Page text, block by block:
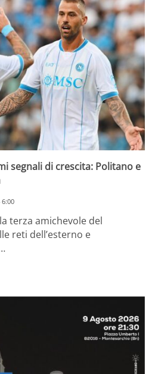
segnali di crescita: Politano e
terza amichevole del
reti dell’esterno e